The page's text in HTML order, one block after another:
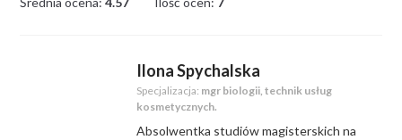
Ilona Spychalska
Specjalizacja: mgr biologii, technik usług
kosmetycznych.
Absolwentka studiów magisterskich na